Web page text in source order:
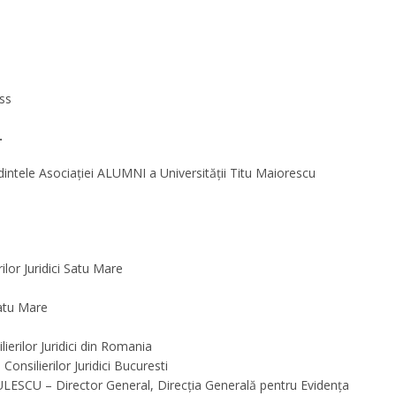
Asociației ALUMNI a Universității Titu Maiorescu
Juridici Satu Mare
Mare
Juridici din Romania
Juridici Bucuresti
– Director General, Direcția Generală pentru Evidența